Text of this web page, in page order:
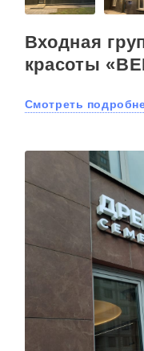
Входная
красоты
Смотреть